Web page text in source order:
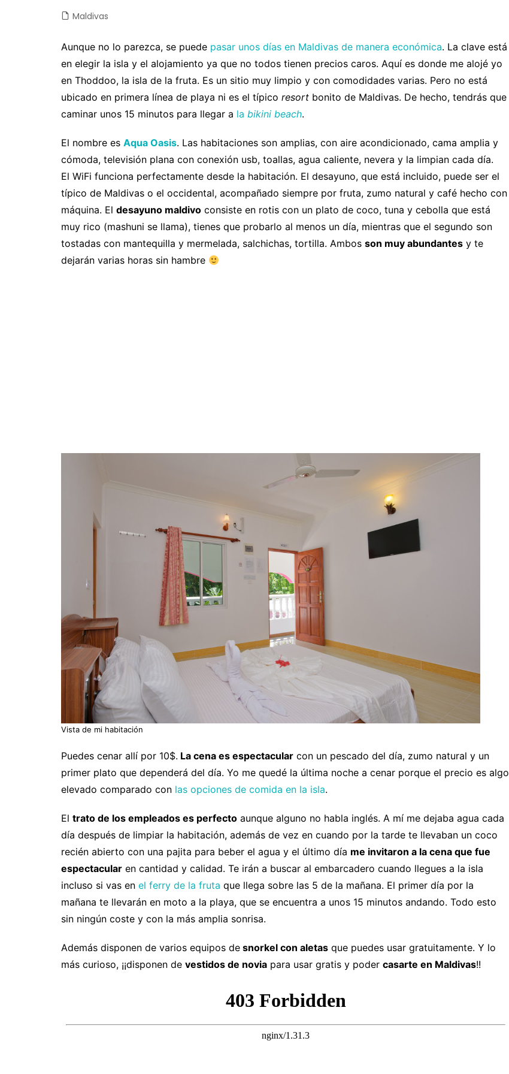
Gran Canaria
La Palma
Tenerife
Castilla y León
Castilla-La Mancha
Cataluña
Comunidad Valenciana
Extremadura
Madrid
Navarra
Costa Rica
Cuba
Ecuador
Guatemala
México
Nicaragua
Panamá
Perú
Laos
Malasia
Maldivas
Nepal
Sri Lanka
Tailandia
Taiwan
Vietnam
Dinamarca
Escocia
Eslovenia
Eslovaquia
Francia
Grecia
Irlanda
Islandia
Italia
Tanzania
-5% Seguro Intermundial
Buscador de vuelos
Tours en español
Maldivas
Aunque no lo parezca, se puede pasar unos días en Maldivas de manera económica. La clave está
en elegir la isla y el alojamiento ya que no todos tienen precios caros. Aquí es donde me alojé yo
en Thoddoo, la isla de la fruta. Es un sitio muy limpio y con comodidades varias. Pero no está
ubicado en primera línea de playa ni es el típico resort bonito de Maldivas. De hecho, tendrás que
caminar unos 15 minutos para llegar a la bikini beach.
El nombre es Aqua Oasis. Las habitaciones son amplias, con aire acondicionado, cama amplia y
cómoda, televisión plana con conexión usb, toallas, agua caliente, nevera y la limpian cada día.
El WiFi funciona perfectamente desde la habitación. El desayuno, que está incluido, puede ser el
típico de Maldivas o el occidental, acompañado siempre por fruta, zumo natural y café hecho con
máquina. El desayuno maldivo consiste en rotis con un plato de coco, tuna y cebolla que está
muy rico (mashuni se llama), tienes que probarlo al menos un día, mientras que el segundo son
tostadas con mantequilla y mermelada, salchichas, tortilla. Ambos son muy abundantes y te
dejarán varias horas sin hambre
Vista de mi habitación
Puedes cenar allí por 10$. La cena es espectacular con un pescado del día, zumo natural y un
primer plato que dependerá del día. Yo me quedé la última noche a cenar porque el precio es algo
elevado comparado con las opciones de comida en la isla.
El trato de los empleados es perfecto aunque alguno no habla inglés. A mí me dejaba agua cada
día después de limpiar la habitación, además de vez en cuando por la tarde te llevaban un coco
recién abierto con una pajita para beber el agua y el último día me invitaron a la cena que fue
espectacular en cantidad y calidad. Te irán a buscar al embarcadero cuando llegues a la isla
incluso si vas en el ferry de la fruta que llega sobre las 5 de la mañana. El primer día por la
mañana te llevarán en moto a la playa, que se encuentra a unos 15 minutos andando. Todo esto
sin ningún coste y con la más amplia sonrisa.
Además disponen de varios equipos de snorkel con aletas que puedes usar gratuitamente. Y lo
más curioso, ¡¡disponen de vestidos de novia para usar gratis y poder casarte en Maldivas!!